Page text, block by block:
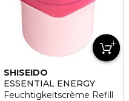
SHISEIDO
ESSENTIAL ENERGY
Feuchtigkeitscrème Refill